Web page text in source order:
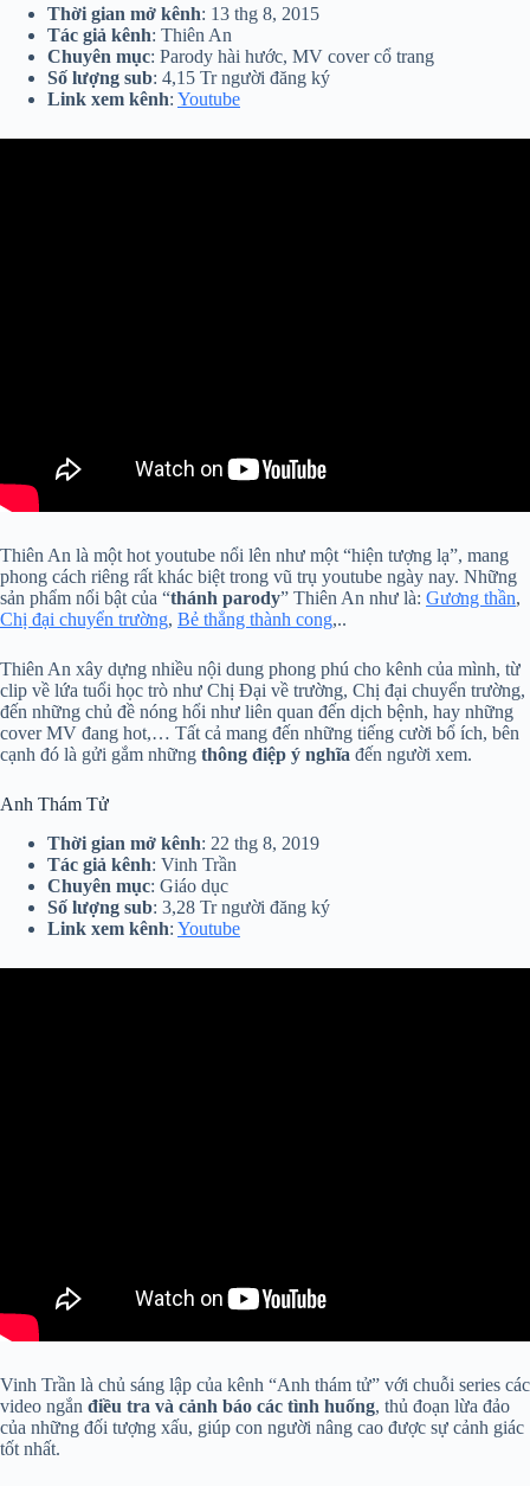
Thời gian mở kênh: 13 thg 8, 2015
Tác giả kênh: Thiên An
Chuyên mục: Parody hài hước, MV cover cổ trang
Số lượng sub: 4,15 Tr người đăng ký
Link xem kênh: Youtube
Thiên An là một hot youtube nổi lên như một “hiện tượng lạ”, mang
phong cách riêng rất khác biệt trong vũ trụ youtube ngày nay. Những
sản phẩm nổi bật của “thánh parody” Thiên An như là: Gương thần,
Chị đại chuyển trường, Bẻ thẳng thành cong,..
Thiên An xây dựng nhiều nội dung phong phú cho kênh của mình, từ
clip về lứa tuổi học trò như Chị Đại về trường, Chị đại chuyển trường,
đến những chủ đề nóng hổi như liên quan đến dịch bệnh, hay những
cover MV đang hot,… Tất cả mang đến những tiếng cười bổ ích, bên
cạnh đó là gửi gắm những thông điệp ý nghĩa đến người xem.
Anh Thám Tử
Thời gian mở kênh: 22 thg 8, 2019
Tác giả kênh: Vinh Trần
Chuyên mục: Giáo dục
Số lượng sub: 3,28 Tr người đăng ký
Link xem kênh: Youtube
Vinh Trần là chủ sáng lập của kênh “Anh thám tử” với chuỗi series các
video ngắn điều tra và cảnh báo các tình huống, thủ đoạn lừa đảo
của những đối tượng xấu, giúp con người nâng cao được sự cảnh giác
tốt nhất.